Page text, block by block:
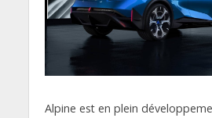
Alpine est en plein